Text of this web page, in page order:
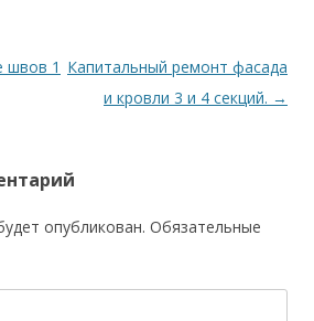
швов 1 Капитальный ремонт фасада
и кровли 3 и 4 секций. →
опубликован. Обязательные